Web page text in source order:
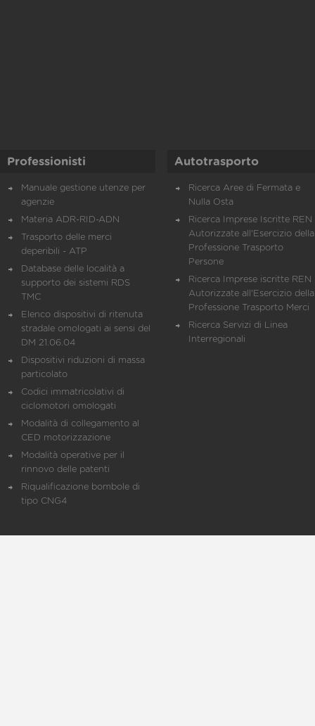
Professionisti
Manuale gestione utenze per
agenzie
Materia ADR-RID-ADN
Trasporto delle merci
deperibili - ATP
Database delle località a
supporto dei sistemi RDS
TMC
Elenco dispositivi di ritenuta
stradale omologati ai sensi del
DM 21.06.04
Dispositivi riduzioni di massa
particolato
Codici immatricolativi di
ciclomotori omologati
Modalità di collegamento al
CED motorizzazione
Modalità operative per il
rinnovo delle patenti
Riqualificazione bombole di
tipo CNG4
Autotrasporto
Ricerca Aree di Fermata e
Nulla Osta
Ricerca Imprese Iscritte REN
Autorizzate all'Esercizio della
Professione Trasporto
Persone
Ricerca Imprese iscritte REN
Autorizzate all'Esercizio della
Professione Trasporto Merci
Ricerca Servizi di Linea
Interregionali